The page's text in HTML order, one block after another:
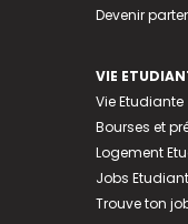
Devenir
VIE
Vie Etudiante
Bourses et
Logement
Jobs
Trouve ton